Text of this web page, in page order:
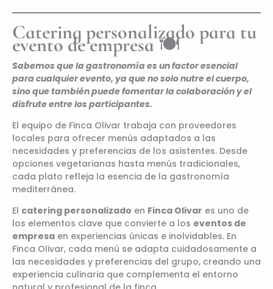
Catering personalizado para tu
evento de empresa🍽️
Sabemos que la gastronomía es un factor esencial
para cualquier evento, ya que no solo nutre el cuerpo,
sino que también puede fomentar la colaboración y el
disfrute entre los participantes.
El equipo de Finca Olivar trabaja con proveedores
locales para ofrecer menús adaptados a las
necesidades y preferencias de los asistentes. Desde
opciones vegetarianas hasta menús tradicionales,
cada plato refleja la esencia de la gastronomía
mediterránea.​
El catering personalizado en Finca Olivar es uno de
los elementos clave que convierte a los eventos de
empresa en experiencias únicas e inolvidables. En
Finca Olivar, cada menú se adapta cuidadosamente a
las necesidades y preferencias del grupo, creando una
experiencia culinaria que complementa el entorno